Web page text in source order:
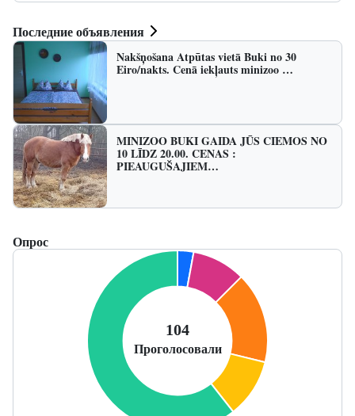
Последние объявления
Nakšņošana Atpūtas vietā Buki no 30
Eiro/nakts. Cenā iekļauts minizoo …
MINIZOO BUKI GAIDA JŪS CIEMOS NO
10 LĪDZ 20.00. CENAS :
PIEAUGUŠAJIEM…
Опрос